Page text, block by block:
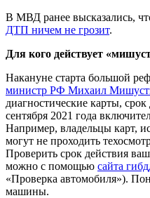
В МВД ранее высказались,
ДТП ничем не грозит.
Для кого действует
Накануне старта большой
министр РФ Михаил
диагностические карты,
сентября 2021 года
Например, владельцы карт,
могут не проходить
Проверить срок действия
можно с помощью сайта
«Проверка автомобиля»).
машины.